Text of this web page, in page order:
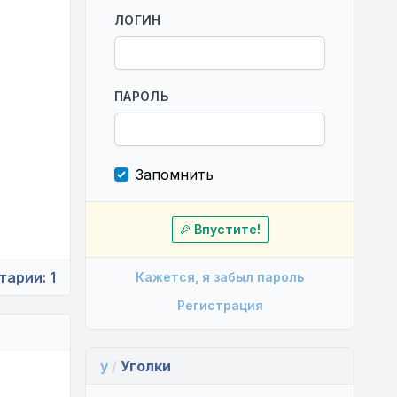
1
ЛОГИН
ПАРОЛЬ
Запомнить
Впустите!
Кажется, я забыл пароль
Регистрация
y / Уголки